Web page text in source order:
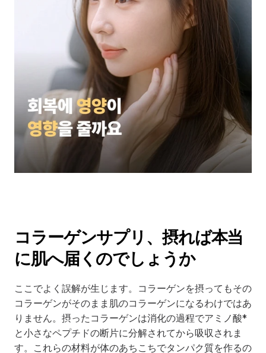
コラーゲンサプリ、摂れば本当
に肌へ届くのでしょうか
ここでよく誤解が生じます。コラーゲンを摂ってもその
コラーゲンがそのまま肌のコラーゲンになるわけではあ
りません。摂ったコラーゲンは消化の過程でアミノ酸*
と小さなペプチドの断片に分解されてから吸収されま
す。これらの材料が体のあちこちでタンパク質を作るの